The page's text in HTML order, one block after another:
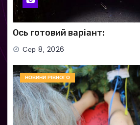
Ось готовий варіант:
Сер 8, 2026
НОВИНИ РІВНОГО